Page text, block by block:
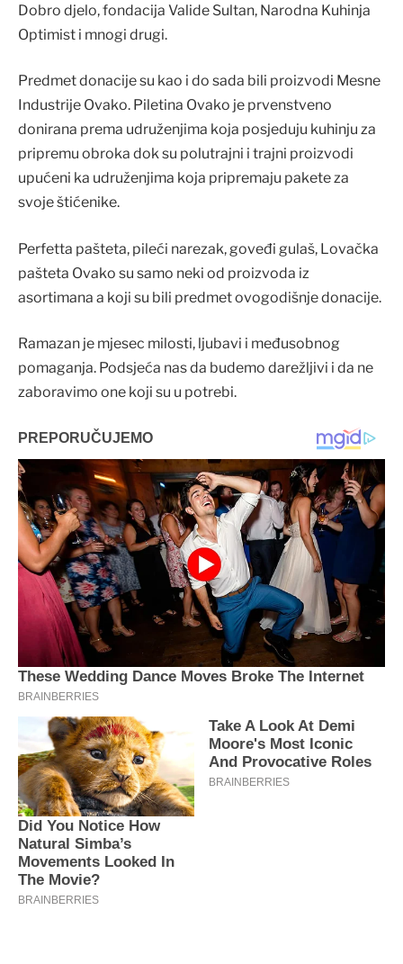
Dobro djelo, fondacija Valide Sultan, Narodna Kuhinja
Optimist i mnogi drugi.
Predmet donacije su kao i do sada bili proizvodi Mesne
Industrije Ovako. Piletina Ovako je prvenstveno
donirana prema udruženjima koja posjeduju kuhinju za
pripremu obroka dok su polutrajni i trajni proizvodi
upućeni ka udruženjima koja pripremaju pakete za
svoje štićenike.
Perfetta pašteta, pileći narezak, goveđi gulaš, Lovačka
pašteta Ovako su samo neki od proizvoda iz
asortimana a koji su bili predmet ovogodišnje donacije.
Ramazan je mjesec milosti, ljubavi i međusobnog
pomaganja. Podsjeća nas da budemo darežljivi i da ne
zaboravimo one koji su u potrebi.